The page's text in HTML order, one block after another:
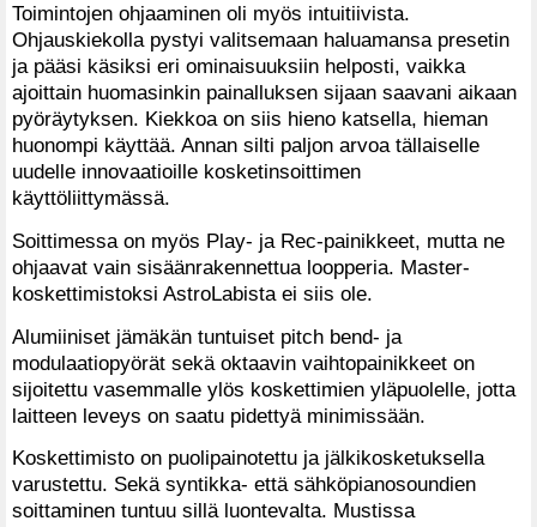
Toimintojen ohjaaminen oli myös intuitiivista.
Ohjauskiekolla pystyi valitsemaan haluamansa presetin
ja pääsi käsiksi eri ominaisuuksiin helposti, vaikka
ajoittain huomasinkin painalluksen sijaan saavani aikaan
pyöräytyksen. Kiekkoa on siis hieno katsella, hieman
huonompi käyttää. Annan silti paljon arvoa tällaiselle
uudelle innovaatioille kosketinsoittimen
käyttöliittymässä.
Soittimessa on myös Play- ja Rec-painikkeet, mutta ne
ohjaavat vain sisäänrakennettua loopperia. Master-
koskettimistoksi AstroLabista ei siis ole.
Alumiiniset jämäkän tuntuiset pitch bend- ja
modulaatiopyörät sekä oktaavin vaihtopainikkeet on
sijoitettu vasemmalle ylös koskettimien yläpuolelle, jotta
laitteen leveys on saatu pidettyä minimissään.
Koskettimisto on puolipainotettu ja jälkikosketuksella
varustettu. Sekä syntikka- että sähköpianosoundien
soittaminen tuntuu sillä luontevalta. Mustissa